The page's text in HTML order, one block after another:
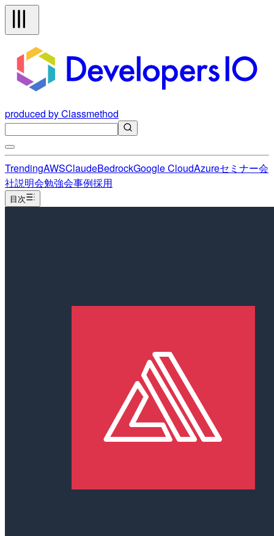
produced by Classmethod
TrendingAWSClaudeBedrockGoogle CloudAzureセミナー会
社説明会勉強会事例採用
目次